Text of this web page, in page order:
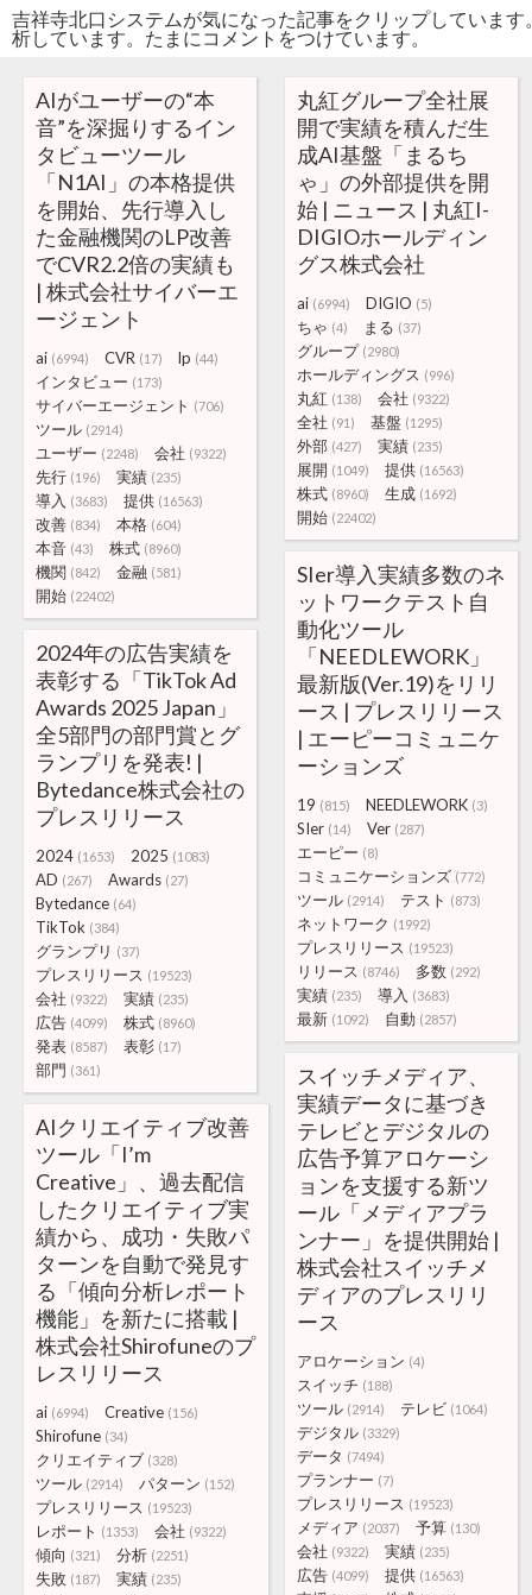
吉祥寺北口システムが気になった記事をクリップしていま
析しています。たまにコメントをつけています。
AIがユーザーの“本
音”を深掘りするイン
タビューツール
「N1AI」の本格提供
を開始、先行導入し
た金融機関のLP改善
でCVR2.2倍の実績も
| 株式会社サイバーエ
ージェント
ai (6994) CVR (17) lp (44)
インタビュー (173)
サイバーエージェント (706)
ツール (2914)
ユーザー (2248) 会社 (9322)
先行 (196) 実績 (235)
導入 (3683) 提供 (16563)
改善 (834) 本格 (604)
本音 (43) 株式 (8960)
機関 (842) 金融 (581)
開始 (22402)
丸紅グループ全社展
開で実績を積んだ生
成AI基盤「まるち
ゃ」の外部提供を開
始 | ニュース | 丸紅I-
DIGIOホールディン
グス株式会社
ai (6994) DIGIO (5)
ちゃ (4) まる (37)
グループ (2980)
ホールディングス (996)
丸紅 (138) 会社 (9322)
全社 (91) 基盤 (1295)
外部 (427) 実績 (235)
展開 (1049) 提供 (16563)
株式 (8960) 生成 (1692)
開始 (22402)
SIer導入実績多数のネ
ットワークテスト自
動化ツール
「NEEDLEWORK」
最新版(Ver.19)をリリ
ース | プレスリリース
| エーピーコミュニケ
ーションズ
19 (815) NEEDLEWORK (3)
SIer (14) Ver (287)
エーピー (8)
コミュニケーションズ (772)
ツール (2914) テスト (873)
ネットワーク (1992)
プレスリリース (19523)
リリース (8746) 多数 (292)
実績 (235) 導入 (3683)
最新 (1092) 自動 (2857)
2024年の広告実績を
表彰する「TikTok Ad
Awards 2025 Japan」
全5部門の部門賞とグ
ランプリを発表! |
Bytedance株式会社の
プレスリリース
2024 (1653) 2025 (1083)
AD (267) Awards (27)
Bytedance (64)
TikTok (384)
グランプリ (37)
プレスリリース (19523)
会社 (9322) 実績 (235)
広告 (4099) 株式 (8960)
発表 (8587) 表彰 (17)
部門 (361)
スイッチメディア、
実績データに基づき
テレビとデジタルの
広告予算アロケーシ
ョンを支援する新ツ
ール「メディアプラ
ンナー」を提供開始 |
株式会社スイッチメ
ディアのプレスリリ
ース
アロケーション (4)
スイッチ (188)
ツール (2914) テレビ (1064)
デジタル (3329)
データ (7494)
プランナー (7)
プレスリリース (19523)
メディア (2037) 予算 (130)
会社 (9322) 実績 (235)
広告 (4099) 提供 (16563)
AIクリエイティブ改善
ツール「I’m
Creative」、過去配信
したクリエイティブ実
績から、成功・失敗パ
ターンを自動で発見す
る「傾向分析レポート
機能」を新たに搭載 |
株式会社Shirofuneのプ
レスリリース
ai (6994) Creative (156)
Shirofune (34)
クリエイティブ (328)
ツール (2914) パターン (152)
プレスリリース (19523)
レポート (1353) 会社 (9322)
傾向 (321) 分析 (2251)
失敗 (187) 実績 (235)